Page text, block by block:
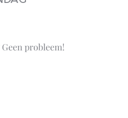
probleem!